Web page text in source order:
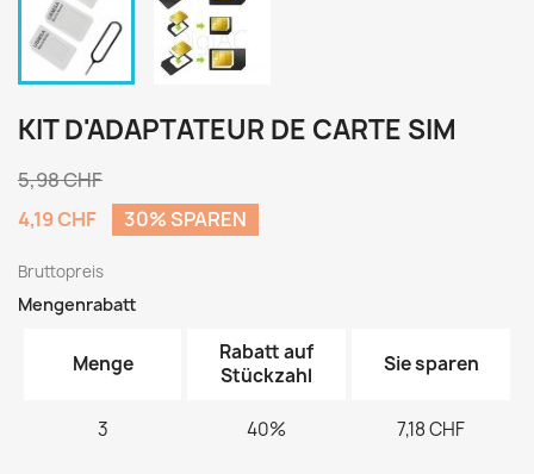
KIT D'ADAPTATEUR DE CARTE SIM
5,98 CHF
4,19 CHF
30% SPAREN
Bruttopreis
Mengenrabatt
Menge
Rabatt auf
Stückzahl
Sie sparen
3 40% 7,18 CHF